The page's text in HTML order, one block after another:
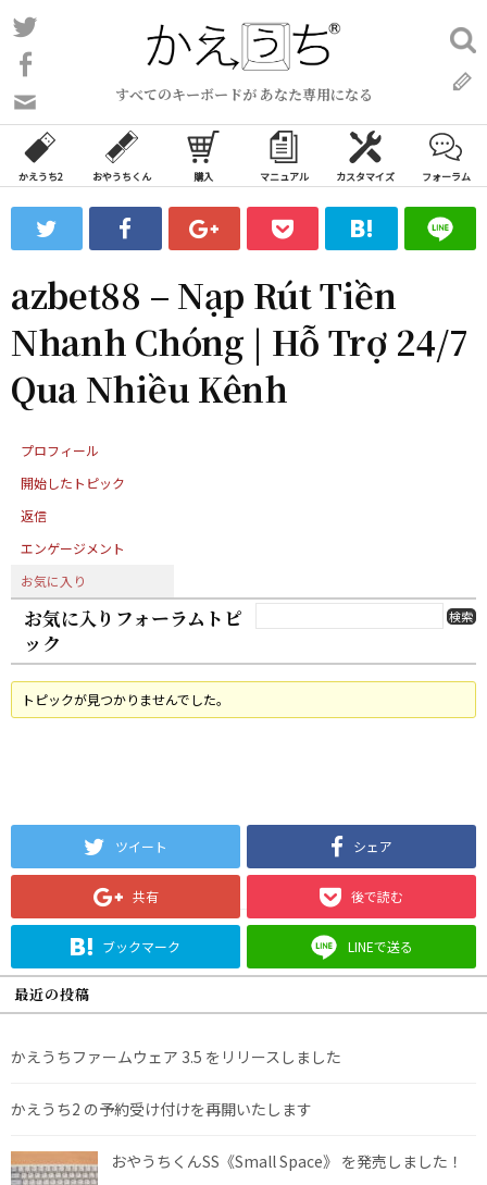
コ
ン
ン
ツ
ス
ッ
すべてのキーボードが あなた専用になる
い
合
わ
フ
ォ
ム
検
索:
かえうち2 おやうちくん 購入 マニュアル カスタマイズ フォーラム
azbet88 – Nạp Rút Tiền
Nhanh Chóng | Hỗ Trợ 24/7
Qua Nhiều Kênh
プロフィール
開始したトピック
返信
エンゲージメント
お気に入り
お気に入りフォーラムトピ
ック
トピックが見つかりませんでした。
ツイート シェア
共有 後で読む
ブックマーク LINEで送る
最近の投稿
かえうちファームウェア 3.5 をリリースしました
かえうち2 の予約受け付けを再開いたします
おやうちくんSS《Small Space》 を発売しました！